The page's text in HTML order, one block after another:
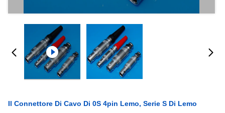
Il Connettore Di Cavo Di 0S 4pin Lemo, Serie S Di Lemo